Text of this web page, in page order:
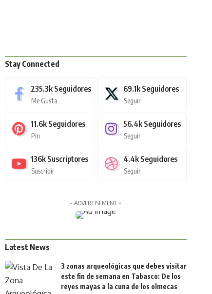
Stay Connected
235.3k Seguidores
Me Gusta
69.1k Seguidores
Seguir
11.6k Seguidores
Pin
56.4k Seguidores
Seguir
136k Suscriptores
Suscribir
4.4k Seguidores
Seguir
- ADVERTISEMENT -
Latest News
3 zonas arqueológicas que debes visitar
este fin de semana en Tabasco: De los
reyes mayas a la cuna de los olmecas